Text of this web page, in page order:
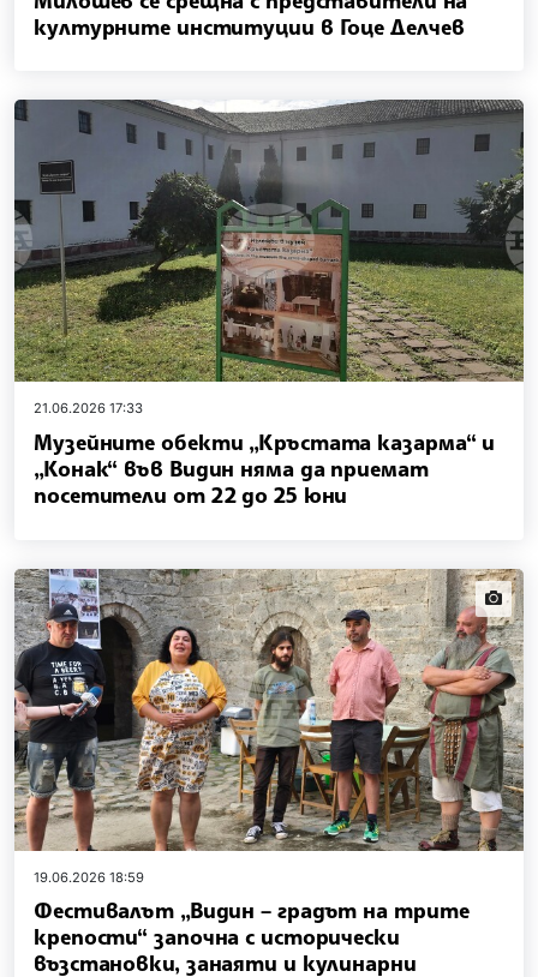
културните институции в Гоце Делчев
21.06.2026 17:33
Музейните обекти „Кръстата казарма“ и
„Конак“ във Видин няма да приемат
посетители от 22 до 25 юни
19.06.2026 18:59
Фестивалът „Видин – градът на трите
крепости“ започна с исторически
възстановки, занаяти и кулинарни